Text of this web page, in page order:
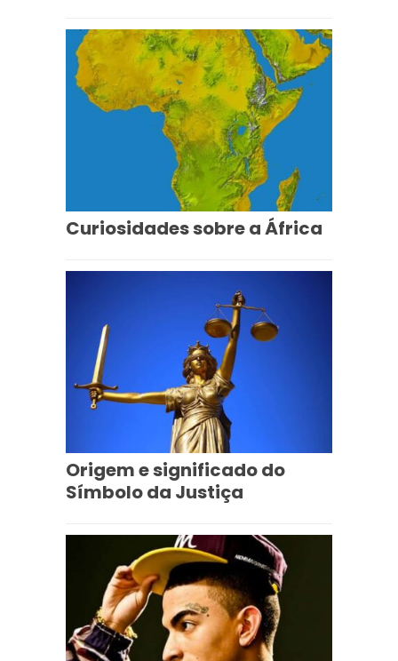
Curiosidades sobre a África
Origem e significado do
Símbolo da Justiça